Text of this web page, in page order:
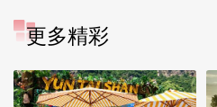
更多精彩